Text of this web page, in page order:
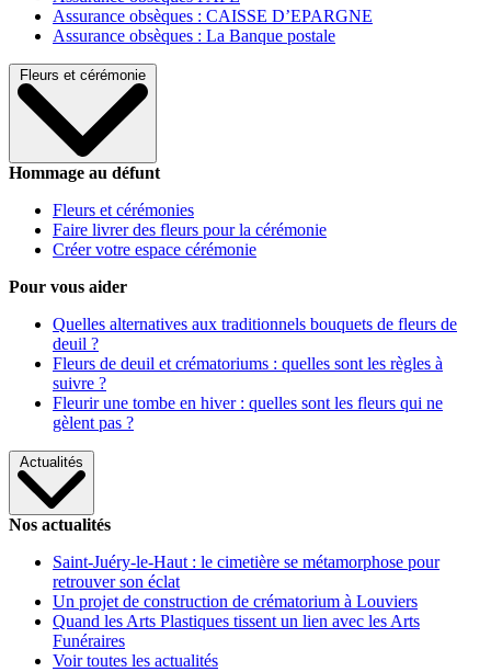
Assurance obsèques : CAISSE D’EPARGNE
Assurance obsèques : La Banque postale
Fleurs et cérémonie
Hommage au défunt
Fleurs et cérémonies
Faire livrer des fleurs pour la cérémonie
Créer votre espace cérémonie
Pour vous aider
Quelles alternatives aux traditionnels bouquets de fleurs de
deuil ?
Fleurs de deuil et crématoriums : quelles sont les règles à
suivre ?
Fleurir une tombe en hiver : quelles sont les fleurs qui ne
gèlent pas ?
Actualités
Nos actualités
Saint-Juéry-le-Haut : le cimetière se métamorphose pour
retrouver son éclat
Un projet de construction de crématorium à Louviers
Quand les Arts Plastiques tissent un lien avec les Arts
Funéraires
Voir toutes les actualités